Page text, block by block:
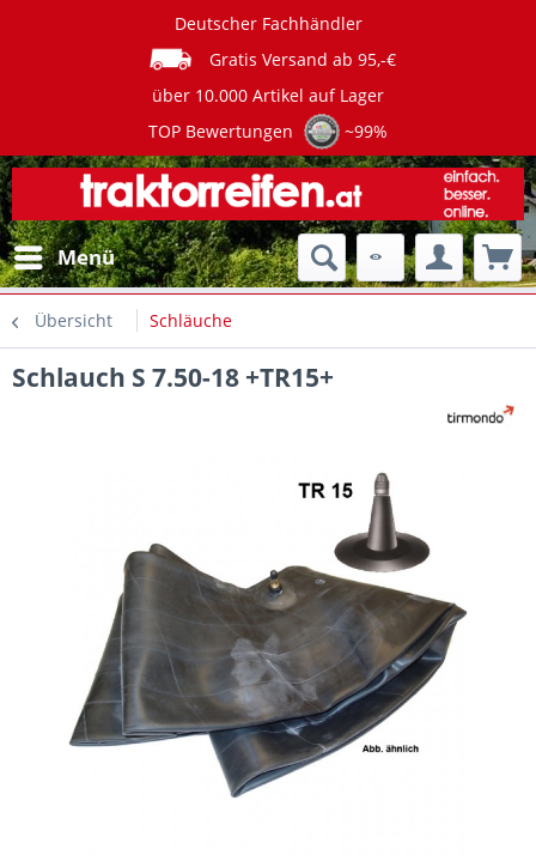
Deutscher Fachhändler
Gratis Versand ab 95,-€
über 10.000 Artikel auf Lager
TOP Bewertungen
~99%
Menü
Übersicht Schläuche
Schlauch S 7.50-18 +TR15+